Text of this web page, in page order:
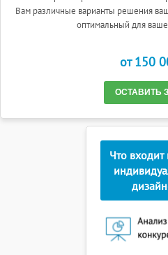
Вам различные варианты решения
оптимальный для
от 150
ОСТАВИТЬ
Что входит